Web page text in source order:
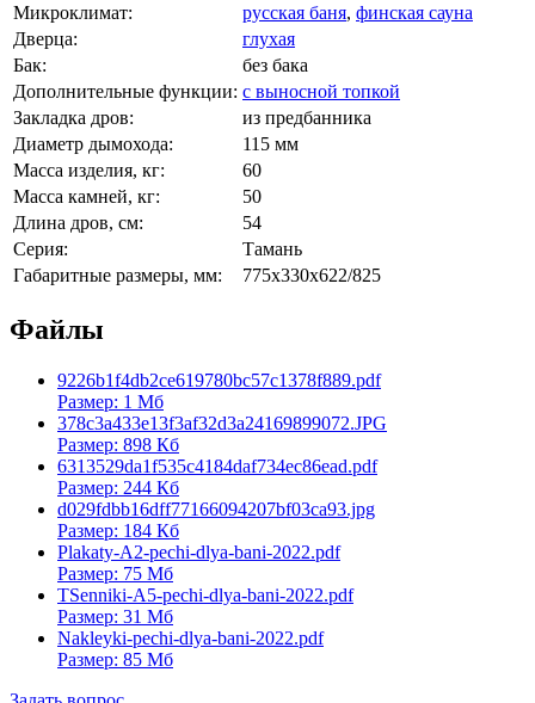
Микроклимат:
русская баня, финская сауна
Дверца:
глухая
Бак:
без бака
Дополнительные функции: с выносной топкой
Закладка дров:
из предбанника
Диаметр дымохода:
115 мм
Масса изделия, кг:
60
Масса камней, кг:
50
Длина дров, см:
54
Серия:
Тамань
Габаритные размеры, мм:
775x330x622/825
Файлы
9226b1f4db2ce619780bc57c1378f889.pdf
Размер: 1 Мб
378c3a433e13f3af32d3a24169899072.JPG
Размер: 898 Кб
6313529da1f535c4184daf734ec86ead.pdf
Размер: 244 Кб
d029fdbb16dff77166094207bf03ca93.jpg
Размер: 184 Кб
Plakaty-A2-pechi-dlya-bani-2022.pdf
Размер: 75 Мб
TSenniki-A5-pechi-dlya-bani-2022.pdf
Размер: 31 Мб
Nakleyki-pechi-dlya-bani-2022.pdf
Размер: 85 Мб